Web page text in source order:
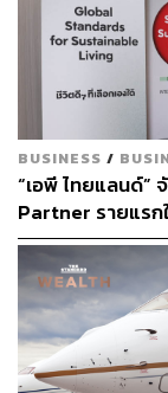
TAGS: อสังหาริมท
บริษัท อิต
สำนักงาน
ตลาดหลักท
BUSINESS /
“เอพี ไทยแลนด์”
Partner รายแรก
International พ
Global
ผลกระทบต่อสิ่งแ